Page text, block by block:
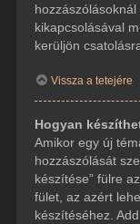
kikapcsolásával
kerüljön
Vissza a tetejére
Hogyan
Amikor egy új
hozzászólását
készítése” fülre
fület, az azért
készítéséhez.